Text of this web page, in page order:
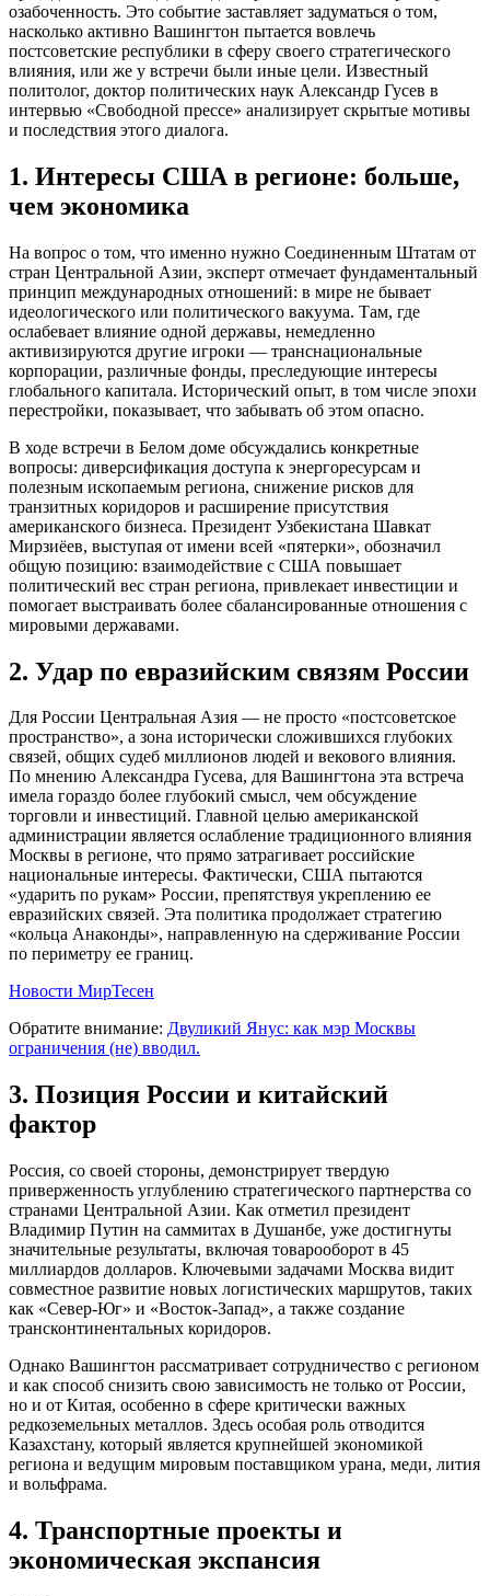
озабоченность. Это событие заставляет задуматься о том,
насколько активно Вашингтон пытается вовлечь
постсоветские республики в сферу своего стратегического
влияния, или же у встречи были иные цели. Известный
политолог, доктор политических наук Александр Гусев в
интервью «Свободной прессе» анализирует скрытые мотивы
и последствия этого диалога.
1. Интересы США в регионе: больше,
чем экономика
На вопрос о том, что именно нужно Соединенным Штатам от
стран Центральной Азии, эксперт отмечает фундаментальный
принцип международных отношений: в мире не бывает
идеологического или политического вакуума. Там, где
ослабевает влияние одной державы, немедленно
активизируются другие игроки — транснациональные
корпорации, различные фонды, преследующие интересы
глобального капитала. Исторический опыт, в том числе эпохи
перестройки, показывает, что забывать об этом опасно.
В ходе встречи в Белом доме обсуждались конкретные
вопросы: диверсификация доступа к энергоресурсам и
полезным ископаемым региона, снижение рисков для
транзитных коридоров и расширение присутствия
американского бизнеса. Президент Узбекистана Шавкат
Мирзиёев, выступая от имени всей «пятерки», обозначил
общую позицию: взаимодействие с США повышает
политический вес стран региона, привлекает инвестиции и
помогает выстраивать более сбалансированные отношения с
мировыми державами.
2. Удар по евразийским связям России
Для России Центральная Азия — не просто «постсоветское
пространство», а зона исторически сложившихся глубоких
связей, общих судеб миллионов людей и векового влияния.
По мнению Александра Гусева, для Вашингтона эта встреча
имела гораздо более глубокий смысл, чем обсуждение
торговли и инвестиций. Главной целью американской
администрации является ослабление традиционного влияния
Москвы в регионе, что прямо затрагивает российские
национальные интересы. Фактически, США пытаются
«ударить по рукам» России, препятствуя укреплению ее
евразийских связей. Эта политика продолжает стратегию
«кольца Анаконды», направленную на сдерживание России
по периметру ее границ.
Новости МирТесен
Обратите внимание: Двуликий Янус: как мэр Москвы
ограничения (не) вводил.
3. Позиция России и китайский
фактор
Россия, со своей стороны, демонстрирует твердую
приверженность углублению стратегического партнерства со
странами Центральной Азии. Как отметил президент
Владимир Путин на саммитах в Душанбе, уже достигнуты
значительные результаты, включая товарооборот в 45
миллиардов долларов. Ключевыми задачами Москва видит
совместное развитие новых логистических маршрутов, таких
как «Север-Юг» и «Восток-Запад», а также создание
трансконтинентальных коридоров.
Однако Вашингтон рассматривает сотрудничество с регионом
и как способ снизить свою зависимость не только от России,
но и от Китая, особенно в сфере критически важных
редкоземельных металлов. Здесь особая роль отводится
Казахстану, который является крупнейшей экономикой
региона и ведущим мировым поставщиком урана, меди, лития
и вольфрама.
4. Транспортные проекты и
экономическая экспансия